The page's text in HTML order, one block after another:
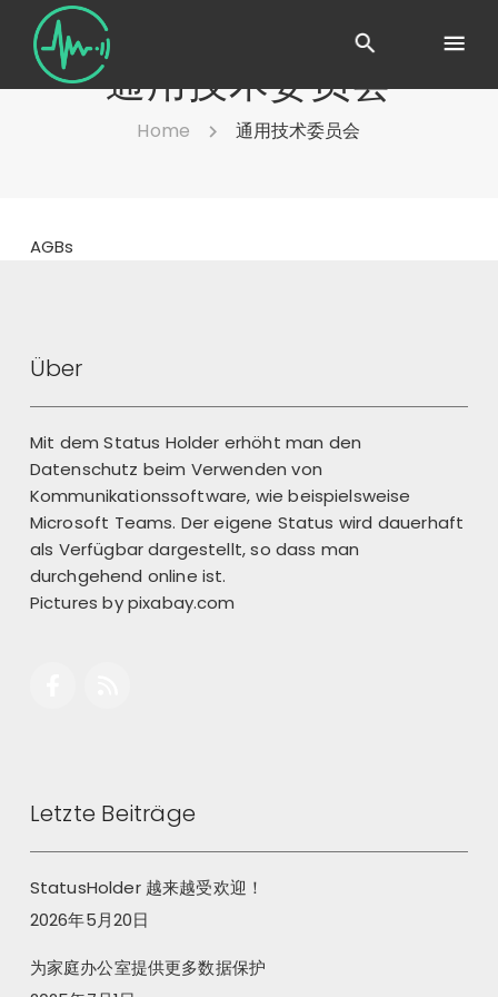
通用技术委员会
Home 通用技术委员会
AGBs
Über
Mit dem Status Holder erhöht man den
Datenschutz beim Verwenden von
Kommunikationssoftware, wie beispielsweise
Microsoft Teams. Der eigene Status wird dauerhaft
als Verfügbar dargestellt, so dass man
durchgehend online ist.
Pictures bypixabay.com
Letzte Beiträge
StatusHolder 越来越受欢迎！
2026年5月20日
为家庭办公室提供更多数据保护